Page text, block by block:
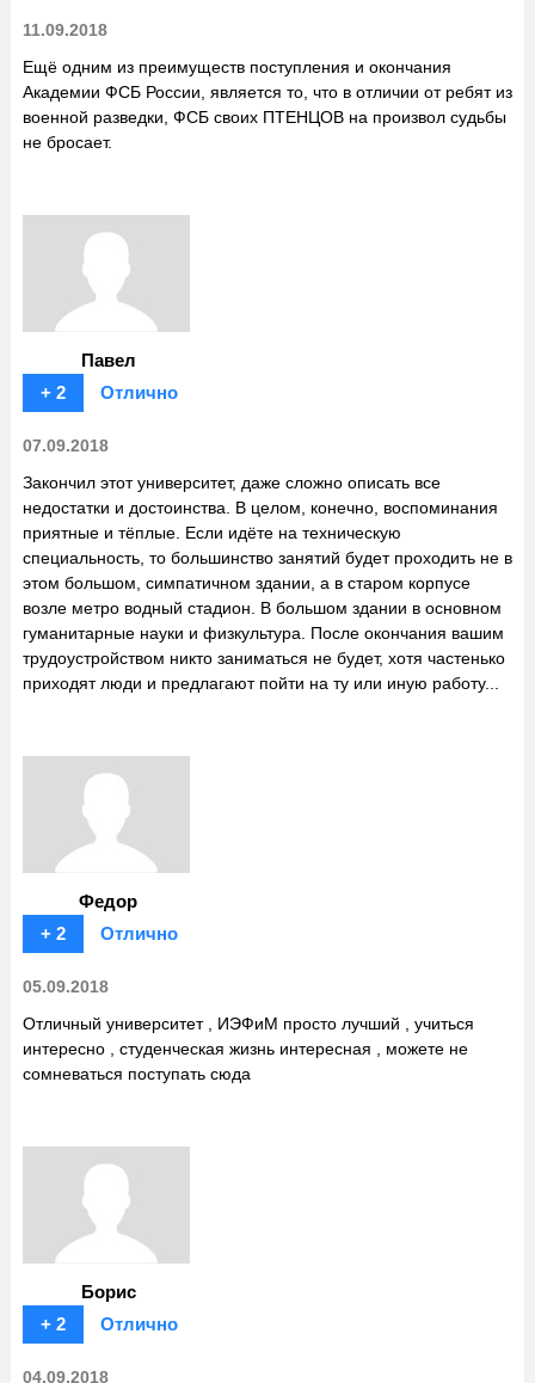
11.09.2018
Ещё одним из преимуществ поступления и окончания
Академии ФСБ России, является то, что в отличии от ребят из
военной разведки, ФСБ своих ПТЕНЦОВ на произвол судьбы
не бросает.
Павел
+ 2
Отлично
07.09.2018
Закончил этот университет, даже сложно описать все
недостатки и достоинства. В целом, конечно, воспоминания
приятные и тёплые. Если идёте на техническую
специальность, то большинство занятий будет проходить не в
этом большом, симпатичном здании, а в старом корпусе
возле метро водный стадион. В большом здании в основном
гуманитарные науки и физкультура. После окончания вашим
трудоустройством никто заниматься не будет, хотя частенько
приходят люди и предлагают пойти на ту или иную работу...
Федор
+ 2
Отлично
05.09.2018
Отличный университет , ИЭФиМ просто лучший , учиться
интересно , студенческая жизнь интересная , можете не
сомневаться поступать сюда
Борис
+ 2
Отлично
04.09.2018